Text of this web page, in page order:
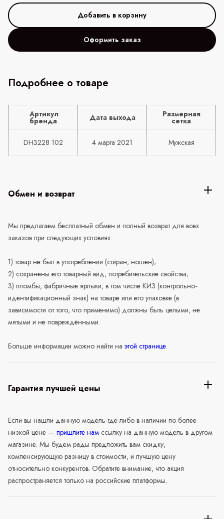
Оформить заказ
Подробнее о товаре
Артикул
бренда Дата выхода Размерная
сетка
DH3228 102 4 марта 2021 Мужская
Обмен и возврат
Мы предлагаем бесплатный обмен и полный возврат для всех
заказов при следующих условиях:
1) товар не был в употреблении (стиран, ношен);
2) сохранены его товарный вид, потребительские свойства;
3) пломбы, фабричные ярлыки, в том числе КИЗ (контрольно-
идентификационный знак) на товаре или его упаковке (в
зависимости от того, что применимо) должны быть целыми, не
мятыми и не повреждёнными.
Больше информации можно найти на этой странице.
Гарантия лучшей цены
Если вы нашли данную модель где-либо в наличии по более
низкой цене — пришлите нам ссылку на данную модель в другом
магазине. Мы будем рады предложить вам скидку,
компенсирующую разницу в стоимости, и лучшую цену
относительно конкурентов. Обратите внимание, что акция
распространяется только на российские платформы.